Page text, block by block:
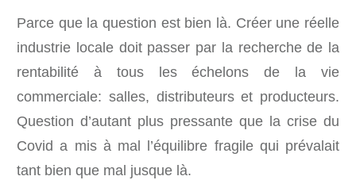
Parce que la question est bien là. Créer une réelle
industrie locale doit passer par la recherche de la
rentabilité à tous les échelons de la vie
commerciale: salles, distributeurs et producteurs.
Question d’autant plus pressante que la crise du
Covid a mis à mal l’équilibre fragile qui prévalait
tant bien que mal jusque là.